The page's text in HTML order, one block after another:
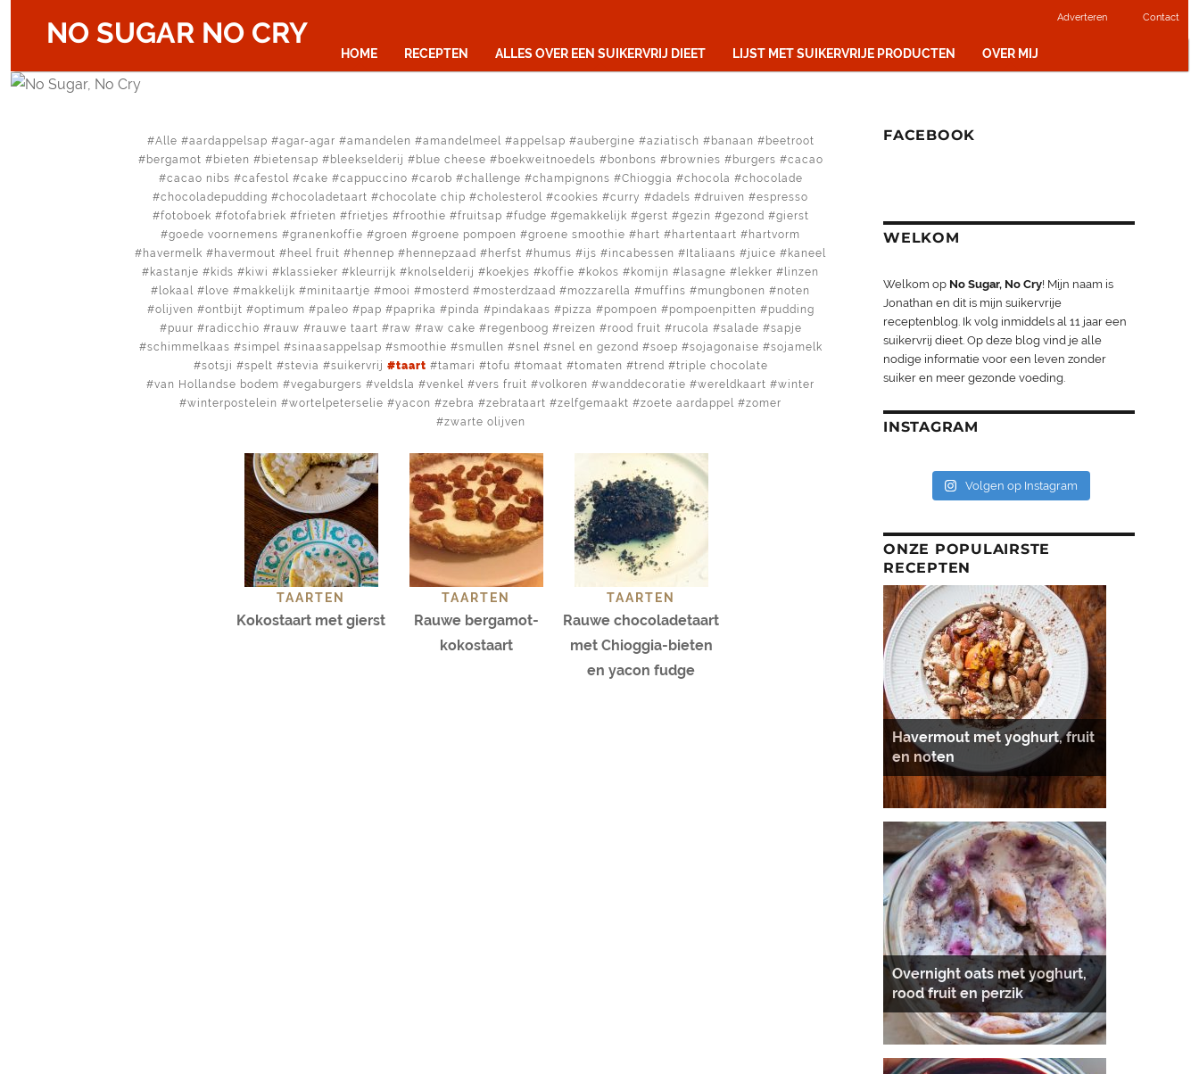
Contact
Adverteren
NO SUGAR NO CRY
HOME RECEPTEN ALLES OVER EEN SUIKERVRIJ DIEET LIJST MET SUIKERVRIJE PRODUCTEN OVER MIJ
Alle aardappelsap agar-agar amandelen amandelmeel appelsap aubergine aziatisch banaan
beetroot
bergamot
bieten bietensap bleekselderij blue cheese boekweitnoedels bonbons brownies burgers
cacao
cacao nibs
cafestol cake cappuccino carob challenge champignons Chioggia chocola
chocolade
chocoladepudding
chocoladetaart chocolate chip cholesterol cookies curry dadels druiven
espresso
fotoboek
fotofabriek frieten frietjes froothie fruitsap fudge gemakkelijk gerst gezin gezond
gierst
goede voornemens
granenkoffie groen groene pompoen groene smoothie hart hartentaart
hartvorm
havermelk
havermout heel fruit hennep hennepzaad herfst humus ijs incabessen Italiaans juice
kaneel
kastanje
kids kiwi klassieker kleurrijk knolselderij koekjes koffie kokos komijn lasagne lekker
linzen
lokaal
love makkelijk minitaartje mooi mosterd mosterdzaad mozzarella muffins mungbonen
noten
olijven
ontbijt optimum paleo pap paprika pinda pindakaas pizza pompoen pompoenpitten
pudding
puur
radicchio rauw rauwe taart raw raw cake regenboog reizen rood fruit rucola salade
sapje
schimmelkaas
simpel sinaasappelsap smoothie smullen snel snel en gezond soep sojagonaise
sojamelk
sotsji
spelt stevia suikervrij taart tamari tofu tomaat tomaten trend
triple chocolate
van Hollandse bodem
vegaburgers veldsla venkel vers fruit volkoren wanddecoratie wereldkaart
winter
winterpostelein
wortelpeterselie yacon zebra zebrataart zelfgemaakt zoete aardappel
zomer
zwarte olijven
TAARTEN
Kokostaart met gierst
TAARTEN
Rauwe bergamot-
kokostaart
TAARTEN
Rauwe chocoladetaart
met Chioggia-bieten
en yacon fudge
FACEBOOK
WELKOM
Welkom op No Sugar, No Cry! Mijn naam is
Jonathan en dit is mijn suikervrije
receptenblog. Ik volg inmiddels al 11 jaar een
suikervrij dieet. Op deze blog vind je alle
nodige informatie voor een leven zonder
suiker en meer gezonde voeding.
INSTAGRAM
Volgen op Instagram
ONZE POPULAIRSTE
RECEPTEN
Havermout met yoghurt, fruit
en noten
Overnight oats met yoghurt,
rood fruit en perzik